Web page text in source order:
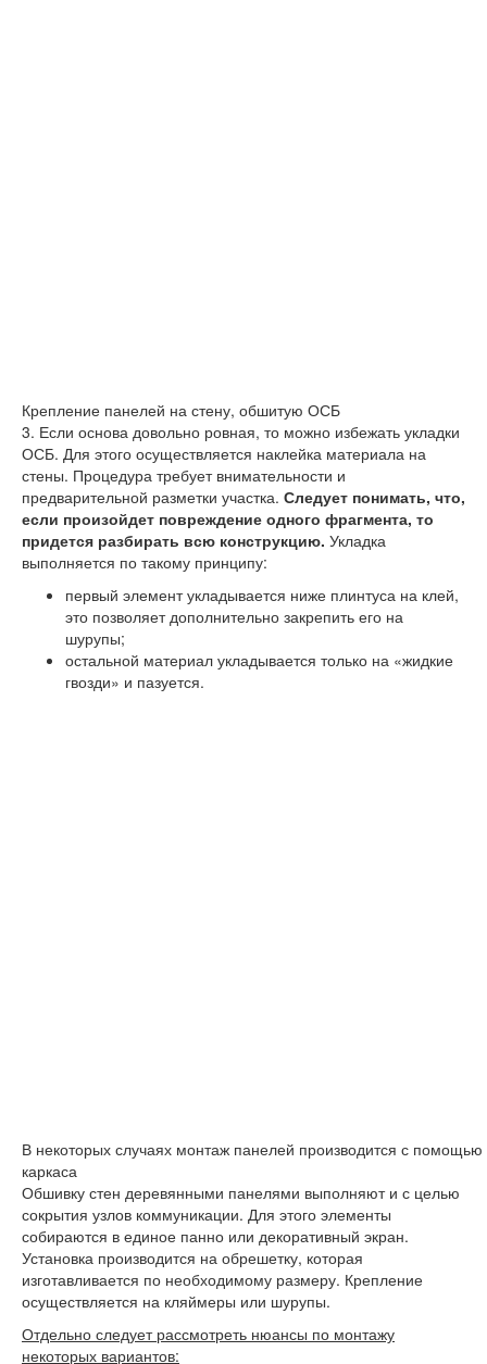
Крепление панелей на стену, обшитую ОСБ
3. Если основа довольно ровная, то можно избежать укладки
ОСБ. Для этого осуществляется наклейка материала на
стены. Процедура требует внимательности и
предварительной разметки участка. Следует понимать, что,
если произойдет повреждение одного фрагмента, то
придется разбирать всю конструкцию. Укладка
выполняется по такому принципу:
первый элемент укладывается ниже плинтуса на клей,
это позволяет дополнительно закрепить его на
шурупы;
остальной материал укладывается только на «жидкие
гвозди» и пазуется.
В некоторых случаях монтаж панелей производится с помощью
каркаса
Обшивку стен деревянными панелями выполняют и с целью
сокрытия узлов коммуникации. Для этого элементы
собираются в единое панно или декоративный экран.
Установка производится на обрешетку, которая
изготавливается по необходимому размеру. Крепление
осуществляется на кляймеры или шурупы.
Отдельно следует рассмотреть нюансы по монтажу
некоторых вариантов: